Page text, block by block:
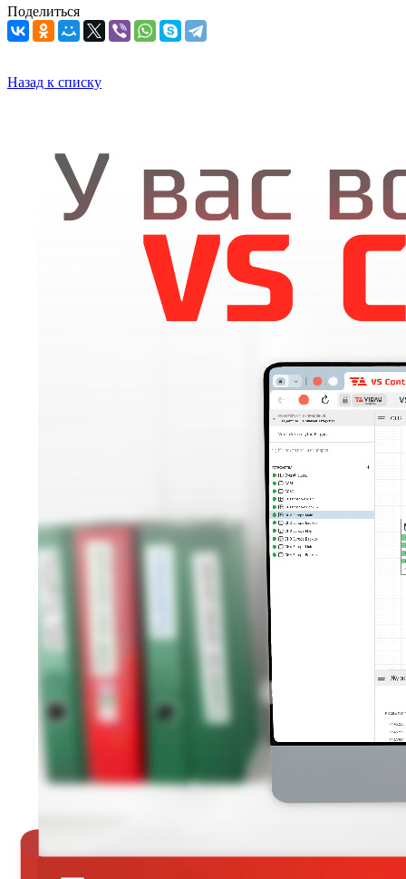
Поделиться
Назад к списку